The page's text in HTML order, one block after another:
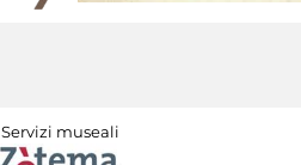
Servizi museali